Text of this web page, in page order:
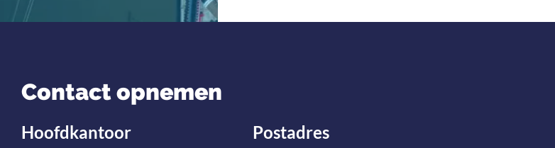
Contact opnemen
Hoofdkantoor Postadres